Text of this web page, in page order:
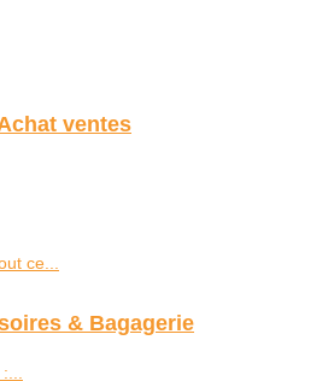
ventes
ce...
& Bagagerie